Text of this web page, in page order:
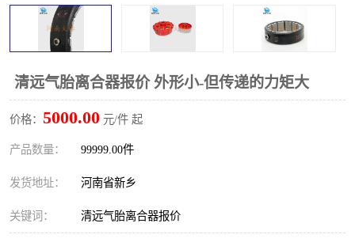
清远气胎离合器报价 外形小-但传递的力矩大
价格： 5000.00 元/件 起
产品数量： 99999.00件
发货地址： 河南省新乡
关键词： 清远气胎离合器报价